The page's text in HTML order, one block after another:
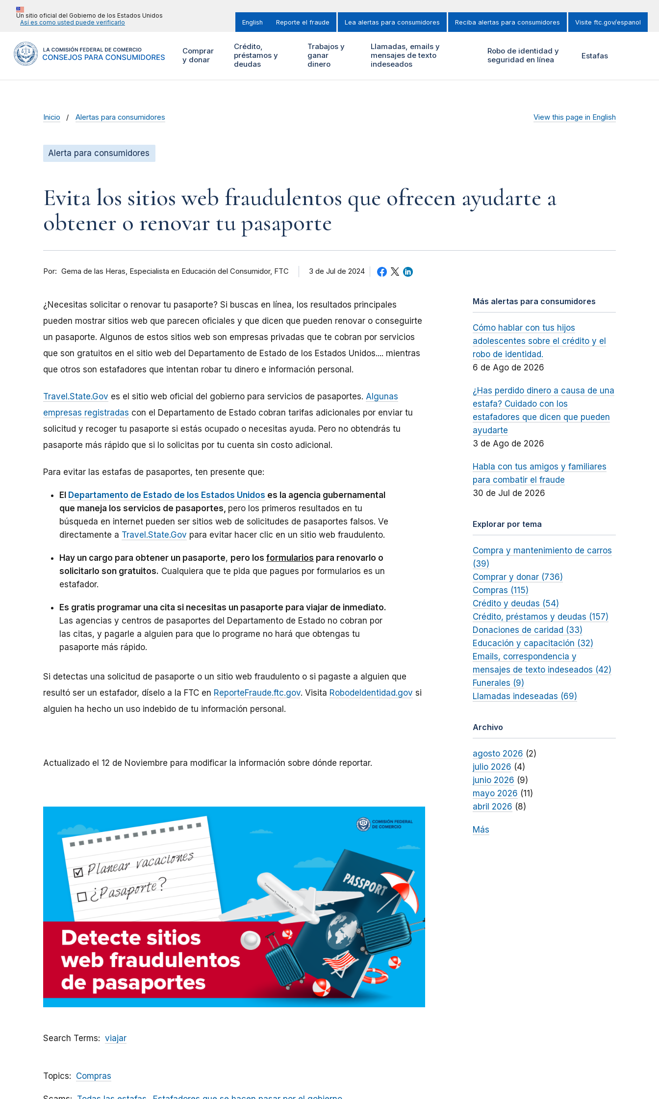
Un sitio oficial del Gobierno de los Estados Unidos
Así es como usted puede verificarlo
English Reporte el fraude Lea alertas para consumidores Reciba alertas para consumidores Visite ftc.gov/espanol
Comprar
y donar
Crédito,
préstamos y
deudas
Trabajos y
ganar
dinero
Llamadas, emails y
mensajes de texto
indeseados
Robo de identidad y
seguridad en línea
Estafas
Inicio Alertas para consumidores View this page in English
Alerta para consumidores
Evita los sitios web fraudulentos que ofrecen ayudarte a
obtener o renovar tu pasaporte
Por Gema de las Heras Especialista en Educación del Consumidor, FTC 3 de Jul de 2024
¿Necesitas solicitar o renovar tu pasaporte? Si buscas en línea, los resultados principales
pueden mostrar sitios web que parecen oficiales y que dicen que pueden renovar o conseguirte
un pasaporte. Algunos de estos sitios web son empresas privadas que te cobran por servicios
que son gratuitos en el sitio web del Departamento de Estado de los Estados Unidos.... mientras
que otros son estafadores que intentan robar tu dinero e información personal.
Travel.State.Gov es el sitio web oficial del gobierno para servicios de pasaportes. Algunas
empresas registradas con el Departamento de Estado cobran tarifas adicionales por enviar tu
solicitud y recoger tu pasaporte si estás ocupado o necesitas ayuda. Pero no obtendrás tu
pasaporte más rápido que si lo solicitas por tu cuenta sin costo adicional.
Para evitar las estafas de pasaportes, ten presente que:
El Departamento de Estado de los Estados Unidos es la agencia gubernamental
que maneja los servicios de pasaportes, pero los primeros resultados en tu
búsqueda en internet pueden ser sitios web de solicitudes de pasaportes falsos. Ve
directamente a Travel.State.Gov para evitar hacer clic en un sitio web fraudulento.
Hay un cargo para obtener un pasaporte, pero los formularios para renovarlo o
solicitarlo son gratuitos. Cualquiera que te pida que pagues por formularios es un
estafador.
Es gratis programar una cita si necesitas un pasaporte para viajar de inmediato.
Las agencias y centros de pasaportes del Departamento de Estado no cobran por
las citas, y pagarle a alguien para que lo programe no hará que obtengas tu
pasaporte más rápido.
Si detectas una solicitud de pasaporte o un sitio web fraudulento o si pagaste a alguien que
resultó ser un estafador, díselo a la FTC en ReporteFraude.ftc.gov. Visita RobodeIdentidad.gov si
alguien ha hecho un uso indebido de tu información personal.
Actualizado el 12 de Noviembre para modificar la información sobre dónde reportar.
Search Terms viajar
Topics Compras
Más alertas para consumidores
Cómo hablar con tus hijos
adolescentes sobre el crédito y el
robo de identidad.
6 de Ago de 2026
¿Has perdido dinero a causa de una
estafa? Cuidado con los
estafadores que dicen que pueden
ayudarte
3 de Ago de 2026
Habla con tus amigos y familiares
para combatir el fraude
30 de Jul de 2026
Explorar por tema
Compra y mantenimiento de carros
(39)
Comprar y donar (736)
Compras (115)
Crédito y deudas (54)
Crédito, préstamos y deudas (157)
Donaciones de caridad (33)
Educación y capacitación (32)
Emails, correspondencia y
mensajes de texto indeseados (42)
Funerales (9)
Llamadas indeseadas (69)
Archivo
agosto 2026 (2)
julio 2026 (4)
junio 2026 (9)
mayo 2026 (11)
abril 2026 (8)
Más